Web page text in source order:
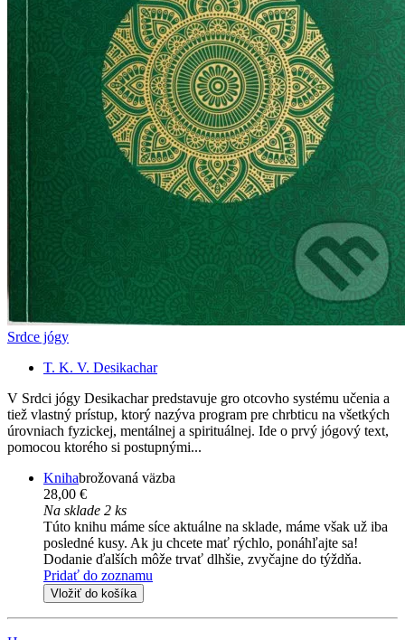
Srdce jógy
T. K. V. Desikachar
V Srdci jógy Desikachar predstavuje gro otcovho systému učenia a
tiež vlastný prístup, ktorý nazýva program pre chrbticu na všetkých
úrovniach fyzickej, mentálnej a spirituálnej. Ide o prvý jógový text,
pomocou ktorého si postupnými...
Knihabrožovaná väzba
28,00 €
Na sklade 2 ks
Túto knihu máme síce aktuálne na sklade, máme však už iba
posledné kusy. Ak ju chcete mať rýchlo, ponáhľajte sa!
Dodanie ďalších môže trvať dlhšie, zvyčajne do týždňa.
Pridať do zoznamu
Vložiť do košíka